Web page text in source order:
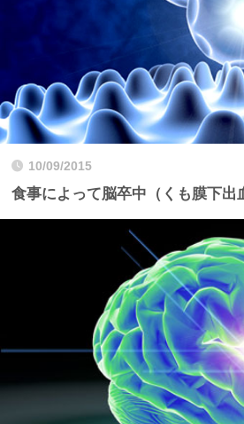
10/09/2015
食事によって脳卒中（くも膜下出